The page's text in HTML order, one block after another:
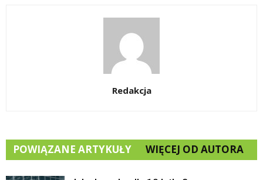
Redakcja
POWIĄZANE ARTYKUŁY WIĘCEJ OD AUTORA